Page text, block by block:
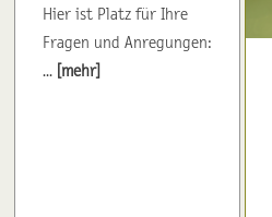
Hier ist Platz für Ihre
Fragen und Anregungen:
... [mehr]